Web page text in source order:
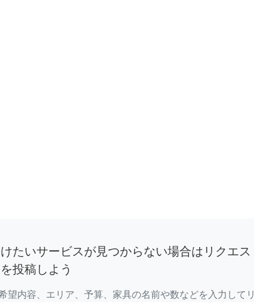
たいサービスが見つからない場合はリクエス
を投稿しよう
望内容、エリア、予算、家具の名前や数などを入力してリ